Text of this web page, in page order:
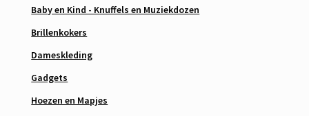
Baby en Kind - Knuffels en Muziekdozen
Brillenkokers
Dameskleding
Gadgets
Hoezen en Mapjes